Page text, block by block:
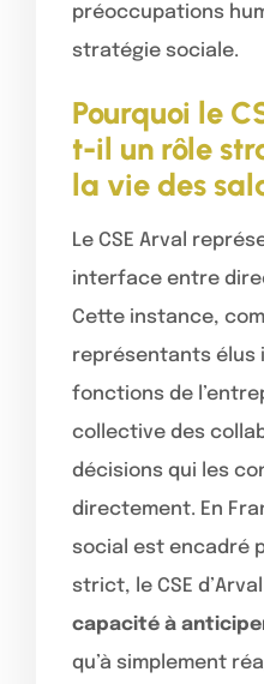
préoccupations
stratégie sociale.
Pourquoi le
t-il un rôle
la vie des
Le CSE Arval
interface entre
Cette instance,
représentants élus
fonctions de
collective des
décisions qui les
directement. En
social est encadré
strict, le CSE
capacité à
qu’à simplement